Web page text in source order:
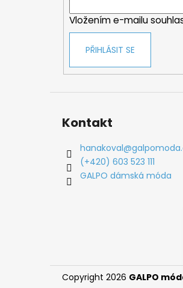
Vložením e-mailu
PŘIHLÁSIT SE
Kontakt
hanakoval@
(+420) 603 523 111
GALPO dámská móda
Copyright 2026 GALPO